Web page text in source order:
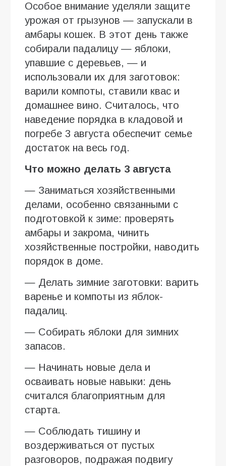
Особое внимание уделяли защите
урожая от грызунов — запускали в
амбары кошек. В этот день также
собирали падалицу — яблоки,
упавшие с деревьев, — и
использовали их для заготовок:
варили компоты, ставили квас и
домашнее вино. Считалось, что
наведение порядка в кладовой и
погребе 3 августа обеспечит семье
достаток на весь год.
Что можно делать 3 августа
— Заниматься хозяйственными
делами, особенно связанными с
подготовкой к зиме: проверять
амбары и закрома, чинить
хозяйственные постройки, наводить
порядок в доме.
— Делать зимние заготовки: варить
варенье и компоты из яблок-
падалиц.
— Собирать яблоки для зимних
запасов.
— Начинать новые дела и
осваивать новые навыки: день
считался благоприятным для
старта.
— Соблюдать тишину и
воздерживаться от пустых
разговоров, подражая подвигу